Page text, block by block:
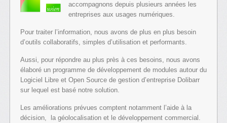
accompagnons depuis plusieurs années les
entreprises aux usages numériques.
Pour traiter l’information, nous avons de plus en plus besoin
d’outils collaboratifs, simples d’utilisation et performants.
Aussi, pour répondre au plus près à ces besoins, nous avons
élaboré un programme de développement de modules autour du
Logiciel Libre et Open Source de gestion d’entreprise Dolibarr
sur lequel est basé notre solution.
Les améliorations prévues comptent notamment l’aide à la
décision, la géolocalisation et le développement commercial.